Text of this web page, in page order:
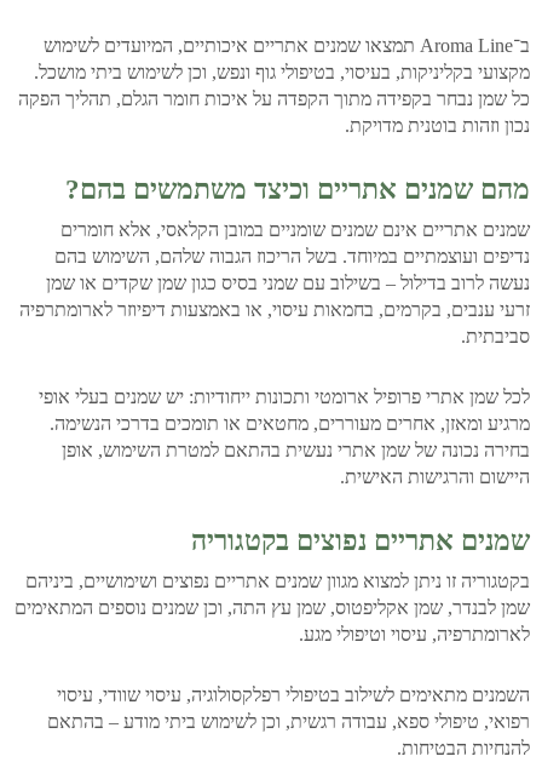
ב־Aroma Line תמצאו שמנים אתריים איכותיים, המיועדים לשימוש
מקצועי בקליניקות, בעיסוי, בטיפולי גוף ונפש, וכן לשימוש ביתי מושכל.
כל שמן נבחר בקפידה מתוך הקפדה על איכות חומר הגלם, תהליך הפקה
נכון וזהות בוטנית מדויקת.
מהם שמנים אתריים וכיצד משתמשים בהם?
שמנים אתריים אינם שמנים שומניים במובן הקלאסי, אלא חומרים
נדיפים ועוצמתיים במיוחד. בשל הריכוז הגבוה שלהם, השימוש בהם
נעשה לרוב בדילול – בשילוב עם שמני בסיס כגון שמן שקדים או שמן
זרעי ענבים, בקרמים, בחמאות עיסוי, או באמצעות דיפיוזר לארומתרפיה
סביבתית.
לכל שמן אתרי פרופיל ארומטי ותכונות ייחודיות: יש שמנים בעלי אופי
מרגיע ומאזן, אחרים מעוררים, מחטאים או תומכים בדרכי הנשימה.
בחירה נכונה של שמן אתרי נעשית בהתאם למטרת השימוש, אופן
היישום והרגישות האישית.
שמנים אתריים נפוצים בקטגוריה
בקטגוריה זו ניתן למצוא מגוון שמנים אתריים נפוצים ושימושיים, ביניהם
שמן לבנדר, שמן אקליפטוס, שמן עץ התה, וכן שמנים נוספים המתאימים
לארומתרפיה, עיסוי וטיפולי מגע.
השמנים מתאימים לשילוב בטיפולי רפלקסולוגיה, עיסוי שוודי, עיסוי
רפואי, טיפולי ספא, עבודה רגשית, וכן לשימוש ביתי מודע – בהתאם
להנחיות הבטיחות.